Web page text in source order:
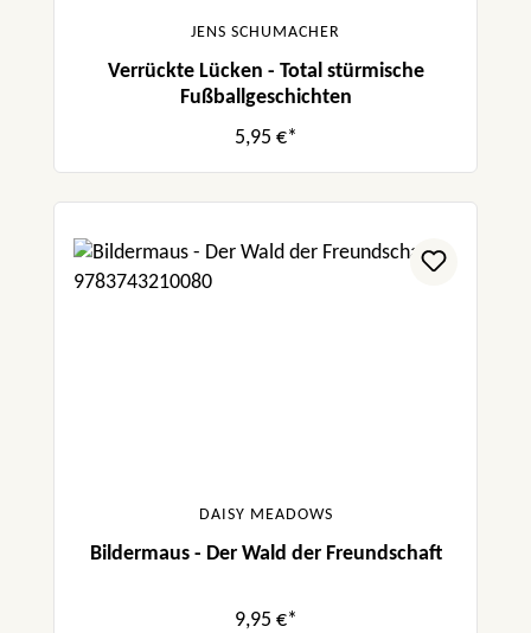
JENS SCHUMACHER
Verrückte Lücken - Total stürmische
Fußballgeschichten
5,95 €*
DAISY MEADOWS
Bildermaus - Der Wald der Freundschaft
9,95 €*